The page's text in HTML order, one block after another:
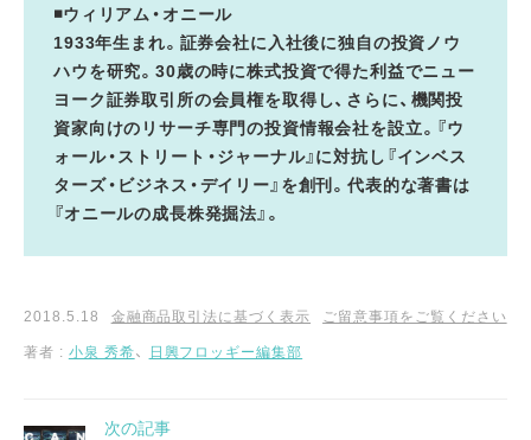
◾ウィリアム・オニール
1933年生まれ。証券会社に入社後に独自の投資ノウ
ハウを研究。30歳の時に株式投資で得た利益でニュー
ヨーク証券取引所の会員権を取得し、さらに、機関投
資家向けのリサーチ専門の投資情報会社を設立。『ウ
ォール・ストリート・ジャーナル』に対抗し『インベス
ターズ・ビジネス・デイリー』を創刊。代表的な著書は
『オニールの成長株発掘法』。
2018.5.18 金融商品取引法に基づく表示
ご留意事項をご覧ください
著者 : 小泉 秀希、 日興フロッギー編集部
次の記事